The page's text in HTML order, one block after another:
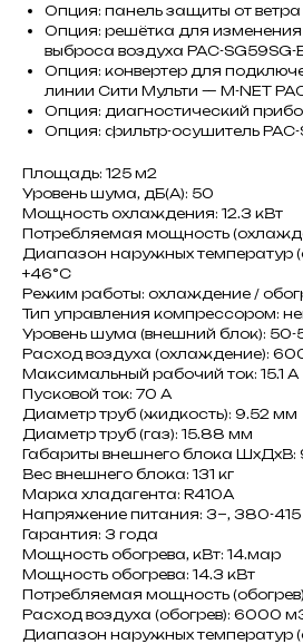
Опция: панель защиты от ветра
Опция: решётка для
выброса воздуха PAC-SG59SG-
Опция: конвертер для
линии Сити Мульти — M-NET
Опция: диагностический
Опция: фильтр-осушитель PAC-
Площадь: 125 м2
Уровень шума, дБ(А): 50
Мощность охлаждения: 12.3 кВт
Потребляемая мощность
Диапазон наружных температур
+46°C
Режим работы: охлаждение /
Тип управления компрессором:
Уровень шума (внешний блок): 50-
Расход воздуха (охлаждение):
Максимальный рабочий ток: 15.1 A
Пусковой ток: 70 A
Диаметр труб (жидкость): 9.52 мм
Диаметр труб (газ): 15.88 мм
Габариты внешнего блока
Вес внешнего блока: 131 кг
Марка хладагента: R410A
Напряжение питания: 3~, 380-415
Гарантия: 3 года
Мощность обогрева, кВт: 14.мар
Мощность обогрева: 14.3 кВт
Потребляемая мощность
Расход воздуха (обогрев): 6000
Диапазон наружных температур